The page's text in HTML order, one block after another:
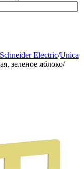
Schneider Electric/Unica
зеленое яблоко/